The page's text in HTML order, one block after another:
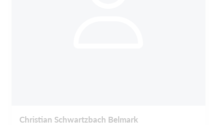
Christian Schwartzbach Belmark